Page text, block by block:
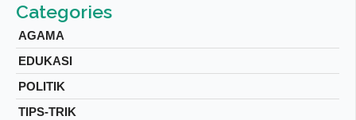
Categories
AGAMA
EDUKASI
POLITIK
TIPS-TRIK